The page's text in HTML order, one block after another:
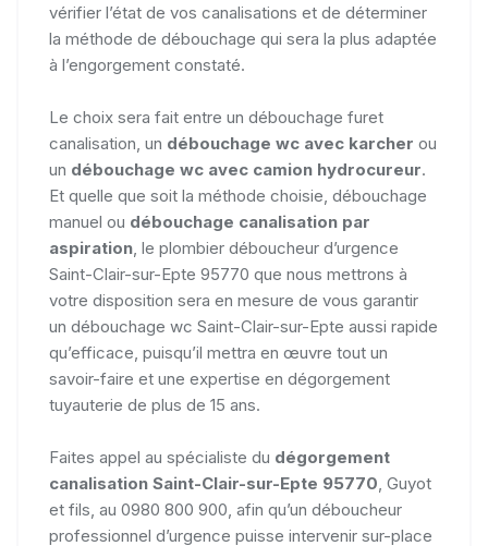
vérifier l’état de vos canalisations et de déterminer
la méthode de débouchage qui sera la plus adaptée
à l’engorgement constaté.
Le choix sera fait entre un débouchage furet
canalisation, un débouchage wc avec karcher ou
un débouchage wc avec camion hydrocureur.
Et quelle que soit la méthode choisie, débouchage
manuel ou débouchage canalisation par
aspiration , le plombier déboucheur d’urgence
Saint-Clair-sur-Epte 95770 que nous mettrons à
votre disposition sera en mesure de vous garantir
un débouchage wc Saint-Clair-sur-Epte aussi rapide
qu’efficace, puisqu’il mettra en œuvre tout un
savoir-faire et une expertise en dégorgement
tuyauterie de plus de 15 ans.
Faites appel au spécialiste du dégorgement
canalisation Saint-Clair-sur-Epte 95770 , Guyot
et fils, au 0980 800 900, afin qu’un déboucheur
professionnel d’urgence puisse intervenir sur-place